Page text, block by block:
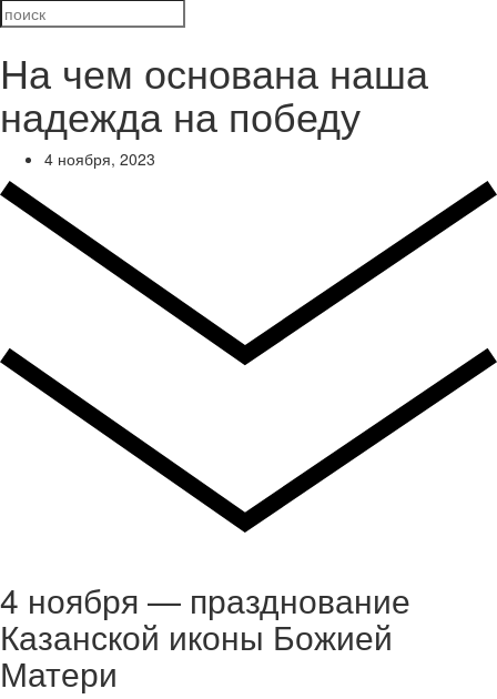
На чем основана наша
надежда на победу
4 ноября, 2023
4 ноября — празднование
Казанской иконы Божией
Матери